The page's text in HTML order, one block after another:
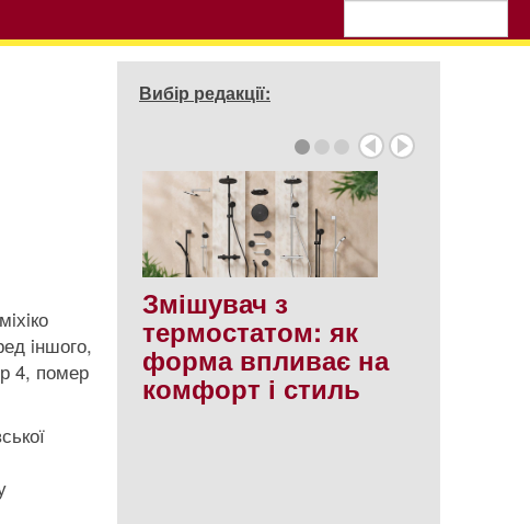
iншого,
4, помер
Вибір редакції:
Змішувач з
термостатом: як
форма впливає на
комфорт і стиль